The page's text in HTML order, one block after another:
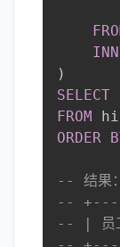
)
SELECT
FROM
ORDER
-- 结果：
--
-- |